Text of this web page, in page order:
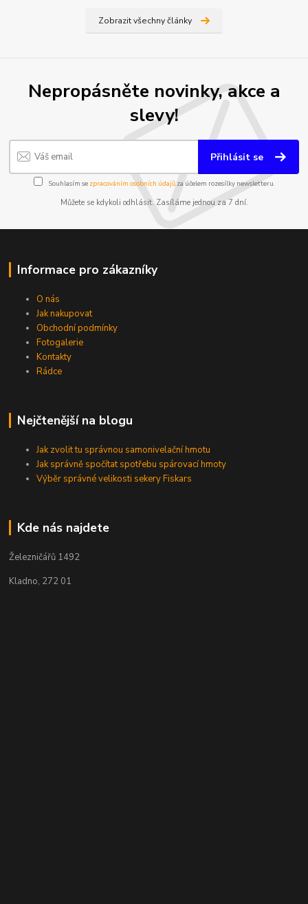
Zobrazit všechny články
Nepropásněte novinky, akce a
slevy!
Přihlásit se
Souhlasím se zpracováním osobních údajůza účelem rozesílky newsletteru.
Můžete se kdykoli odhlásit. Zasíláme jednou za 7 dní.
Informace pro zákazníky
O nás
Jak nakupovat
Obchodní podmínky
Fotogalerie
Kontakty
Rádce
Nejčtenější na blogu
Jak zvolit tu správnou samonivelační hmotu
Jak správně spočítat spotřebu spárovací hmoty
Výběr správné velikosti sekery Fiskars
Kde nás najdete
Železničářů 1492
Kladno, 272 01